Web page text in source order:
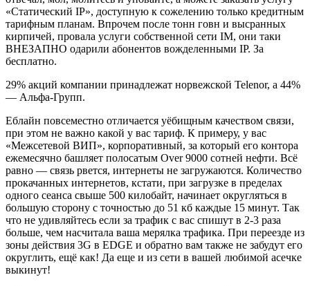
«Статический IP», доступную к сожелению только кредитным
тарифным планам. Впрочем после тонн говн и высранных
кирпичей, провала услуги собственной сети IM, они таки
ВНЕЗАПНО одарили абонентов вожделенными IP. За
бесплатно.
29% акций компании принадлежат норвежской Telenor, а 44%
— Альфа-Групп.
Еблайн повсеместно отличается уёбищным качеством связи,
при этом не важно какой у вас тариф. К примеру, у вас
«Межсетевой ВИП», корпоративный, за который его контора
ежемесячно башляет полосатым Over 9000 сотней нефти. Всё
равно — связь рвется, интернеты не загружаются. Количество
прокачанных интернетов, кстати, при загрузке в пределах
одного сеанса свыше 500 килобайт, начинает округляться в
большую сторону с точностью до 51 кб каждые 15 минут. Так
что не удивляйтесь если за трафик с вас спишут в 2-3 раза
больше, чем насчитала ваша мерялка трафика. При переезде из
зоны действия 3G в EDGE и обратно вам также не забудут его
округлить, ещё как! Да еще и из сети в вашей любимой асечке
выкинут!